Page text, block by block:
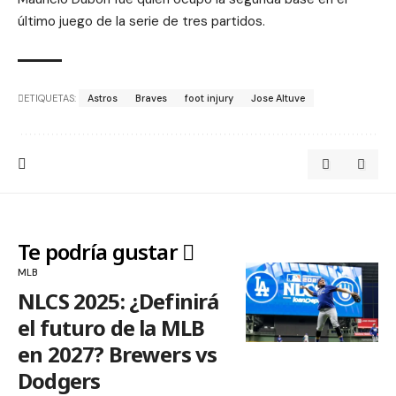
último juego de la serie de tres partidos.
ETIQUETAS: Astros Braves foot injury Jose Altuve
Te podría gustar
MLB
NLCS 2025: ¿Definirá
el futuro de la MLB
en 2027? Brewers vs
Dodgers